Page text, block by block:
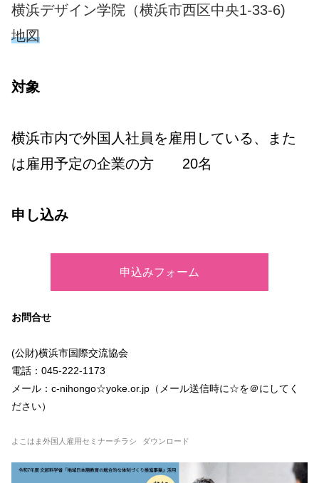
横浜デザイン学院（横浜市西区中央1-33-6)
地図
対象
横浜市内で外国人社員を雇用している、また
は雇用予定の企業の方 20名
申し込み
申込みフォーム
お問合せ
(公財)横浜市国際交流協会
電話：045-222-1173
メール：c-nihongo☆yoke.or.jp（メール送信時に☆を＠にしてく
ださい）
よこはま外国人雇用セミナーチラシ ダウンロード